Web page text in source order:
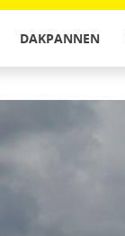
DAKPANNEN